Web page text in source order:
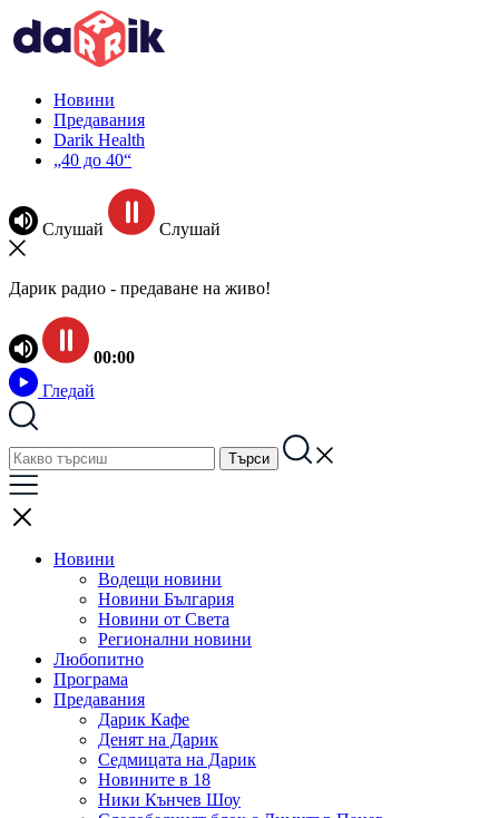
Новини
Предавания
Darik Health
„40 до 40“
Слушай Слушай
Дарик радио - предаване на живо!
00:00
Гледай
Новини
Водещи новини
Новини България
Новини от Света
Регионални новини
Любопитно
Програма
Предавания
Дарик Кафе
Денят на Дарик
Седмицата на Дарик
Новините в 18
Ники Кънчев Шоу